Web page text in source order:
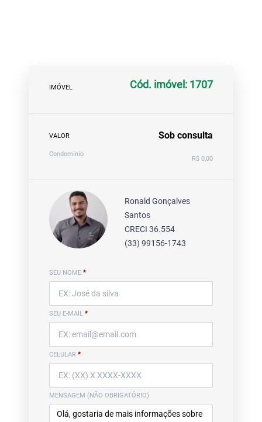
IMÓVEL Cód. imóvel: 1707
VALOR Sob consulta
Condomínio
R$ 0,00
Ronald Gonçalves
Santos
CRECI 36.554
(33) 99156-1743
SEU NOME *
SEU E-MAIL *
CELULAR *
MENSAGEM (NÃO OBRIGATÓRIO)